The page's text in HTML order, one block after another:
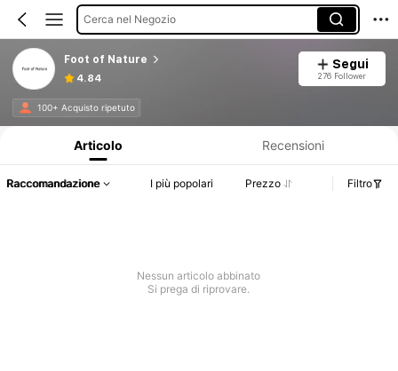
Cerca nel Negozio
Foot of Nature
4.84
Segui
276 Follower
100+ Acquisto ripetuto
Articolo Recensioni
Raccomandazione I più popolari Prezzo Filtro
Nessun articolo abbinato
Si prega di riprovare.